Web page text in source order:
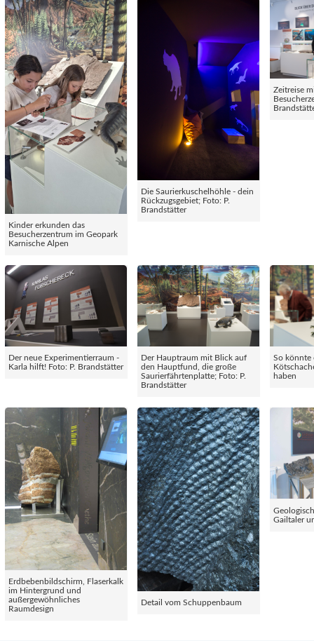
Kinder erkunden das
Besucherzentrum im Geopark
Karnische Alpen
Die Saurierkuschelhöhle - dein
Rückzugsgebiet; Foto: P.
Brandstätter
Zeitreise
Der neue Experimentierraum -
Karla hilft! Foto: P. Brandstätter
Der Hauptraum mit Blick auf
den Hauptfund, die große
Saurierfährtenplatte; Foto: P.
Brandstätter
So könnte
haben
Erdbebenbildschirm, Flaserkalk
im Hintergrund und
außergewöhnliches
Raumdesign
Detail vom Schuppenbaum
Gailtaler